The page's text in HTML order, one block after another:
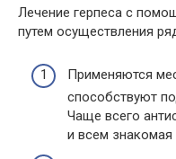
Лечение герпеса с
путем осуществления
Применяются
способствуют
Чаще всего
и всем знакомая